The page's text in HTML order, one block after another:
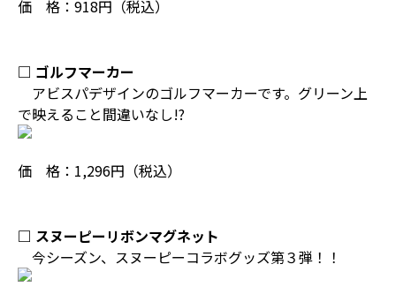
価 格：918円（税込）
□ ゴルフマーカー
アビスパデザインのゴルフマーカーです。グリーン上
で映えること間違いなし!?
価 格：1,296円（税込）
□ スヌーピーリボンマグネット
今シーズン、スヌーピーコラボグッズ第３弾！！